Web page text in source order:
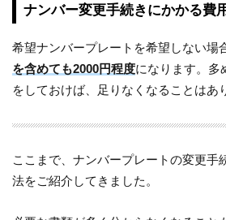
ナンバー変更手続きにかかる費
希望ナンバープレートを希望しない場
を含めても2000円程度になります。多
をしておけば、足りなくなることはあ
ここまで、ナンバープレートの変更手
法をご紹介してきました。